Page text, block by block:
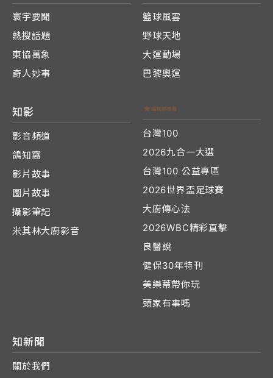
寰宇要聞
熱搜話題
東協萬象
奇人妙事
籃球風雲
野球天地
大運動場
巴黎奧運
知影
影音頻道
鴿知窩
影片故事
圖片故事
攝影筆記
米其林大廚影音
台灣100
2026九合一大選
台灣100 公益專區
2026世界盃足球賽
大廚傳心法
2026WBC精彩直擊
良醫說
健保30年特刊
美樂蒂帶你玩
頭家有事嗎
知新聞
關於我們